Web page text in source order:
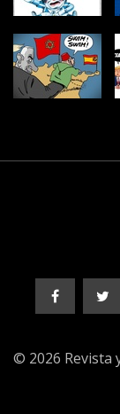
© 2026 Revista